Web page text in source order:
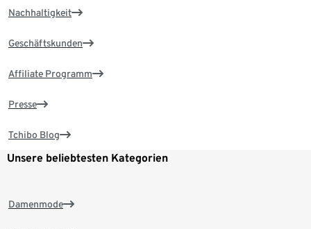
Nachhaltigkeit
Geschäftskunden
Affiliate Programm
Presse
Tchibo Blog
Unsere beliebtesten Kategorien
Damenmode